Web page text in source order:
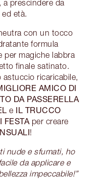
prescindere da
età.
con un tocco
formula
per magiche labbra
finale satinato.
ricaricabile,
AMICO DI
DA PASSERELLA
e IL TRUCCO
FESTA per creare
!
nude e sfumati, ho
da applicare e
impeccabile!”